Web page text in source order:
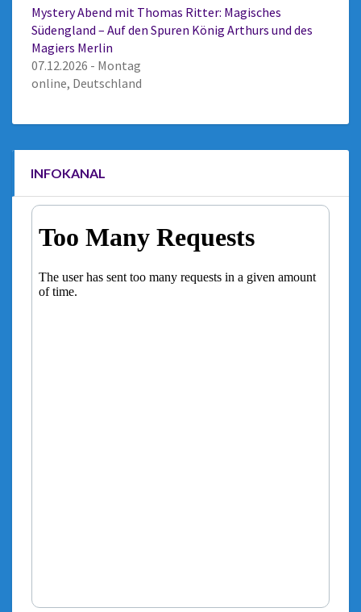
Mystery Abend mit Thomas Ritter: Magisches
Südengland – Auf den Spuren König Arthurs und des
Magiers Merlin
07.12.2026 - Montag
online, Deutschland
INFOKANAL